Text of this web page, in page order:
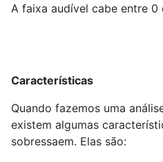
A faixa audível cabe entre 0
Características
Quando fazemos uma
existem algumas
sobressaem. Elas são: